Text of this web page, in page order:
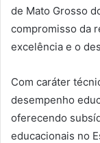
de Mato Grosso
compromisso da
excelência e o
Com caráter
desempenho
oferecendo
educacionais no